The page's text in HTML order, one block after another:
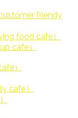
friendy
food cafe）
cafe）
）
cafe）